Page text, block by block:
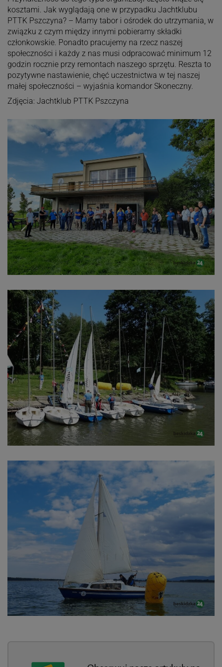
kosztami. Jak wyglądają one w przypadku Jachtklubu
PTTK Pszczyna? – Mamy tabor i ośrodek do utrzymania, w
związku z czym między innymi pobieramy składki
członkowskie. Ponadto pracujemy na rzecz naszej
społeczności i każdy z nas musi odpracować minimum 12
godzin rocznie przy remontach naszego sprzętu. Reszta to
pozytywne nastawienie, chęć uczestnictwa w tej naszej
małej społeczności – wyjaśnia komandor Skoneczny.
Zdjęcia: Jachtklub PTTK Pszczyna